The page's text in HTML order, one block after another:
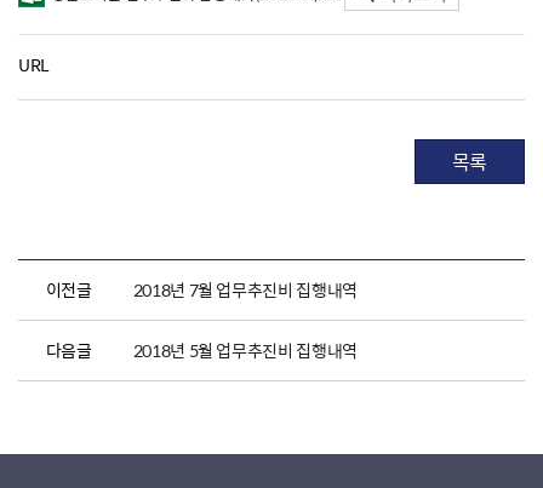
URL
목록
이전글 2018년 7월 업무추진비 집행내역
다음글 2018년 5월 업무추진비 집행내역